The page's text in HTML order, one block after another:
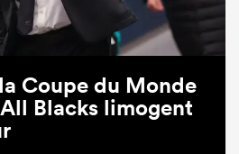
Coupe du Monde
Blacks limogent